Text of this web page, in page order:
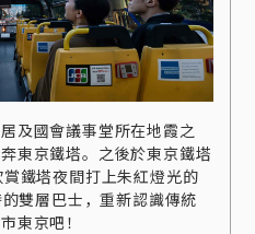
及國會議事堂所在地霞之
東京鐵塔。之後於東京鐵塔
鐵塔夜間打上朱紅燈光的
雙層巴士，重新認識傳統
東京吧！